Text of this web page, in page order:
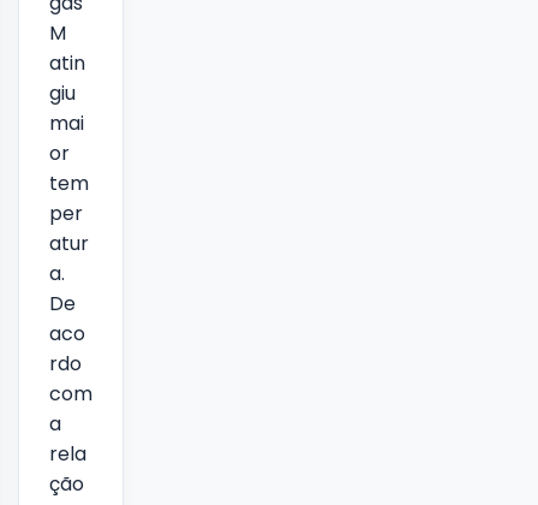
M
atin
giu
mai
or
tem
per
atur
a.
De
aco
rdo
com
a
rela
ção